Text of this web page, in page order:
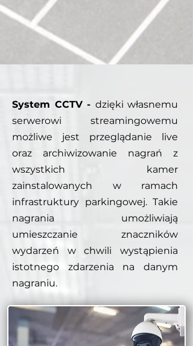
System CCTV - dzięki własnemu
serwerowi streamingowemu
możliwe jest przeglądanie live
oraz archiwizowanie nagrań z
wszystkich kamer
zainstalowanych w ramach
infrastruktury parkingowej. Takie
nagrania umożliwiają
umieszczanie znaczników
wydarzeń w chwili wystąpienia
istotnego zdarzenia na danym
nagraniu.